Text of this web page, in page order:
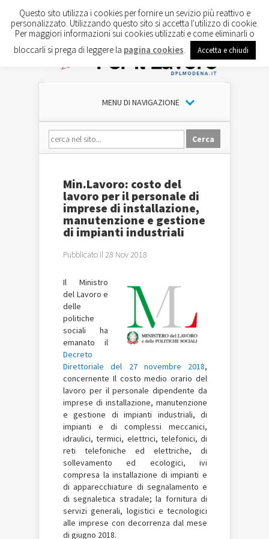
MENU DI NAVIGAZIONE
Min.Lavoro: costo del
lavoro per il personale di
imprese di installazione,
manutenzione e gestione
di impianti industriali
Pubblicato il 28 Nov 2018
Il Ministro
del Lavoro e
delle
politiche
sociali ha
emanato il
Decreto
Direttoriale del 27 novembre 2018,
concernente Il costo medio orario del
lavoro per il personale dipendente da
imprese di installazione, manutenzione
e gestione di impianti industriali, di
impianti e di complessi meccanici,
idraulici, termici, elettrici, telefonici, di
reti telefoniche ed elettriche, di
sollevamento ed ecologici, ivi
compresa la installazione di impianti e
di apparecchiature di segnalamento e
di segnaletica stradale; la fornitura di
servizi generali, logistici e tecnologici
alle imprese con decorrenza dal mese
di giugno 2018.
Questo sito utilizza i cookies per fornire un sevizio più reattivo e
personalizzato. Utilizzando questo sito si accetta l'utilizzo di cookie.
Per maggiori informazioni sui cookies utilizzati e come eliminarli o
bloccarli si prega di leggere la pagina cookies Accetta e chiudi